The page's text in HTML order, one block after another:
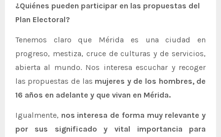
¿Quiénes pueden participar en las propuestas del
Plan Electoral?
Tenemos claro que Mérida es una ciudad en
progreso, mestiza, cruce de culturas y de servicios,
abierta al mundo. Nos interesa escuchar y recoger
las propuestas de las mujeres y de los hombres, de
16 años en adelante y que vivan en Mérida.
Igualmente, nos interesa de forma muy relevante y
por sus significado y vital importancia para